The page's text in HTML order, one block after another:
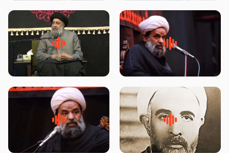
روضه جانسوز پاره های جگر امام
حسن مجتبی علیه السلام-حجت
لقب حضرت رقیه سلام الله علیها به
چه معناست – حجت الاسلام علوی
روضه‌ی مجلس یزید ملعون و
اسارت اهل‌بیت علیهم‌السلام –
سلام جوانی که امام حسین علیه
السلام خودش جوابش را دادند